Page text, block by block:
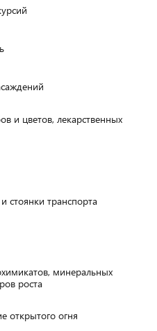
и цветов, лекарственных
стоянки транспорта
минеральных
роста
открытого огня